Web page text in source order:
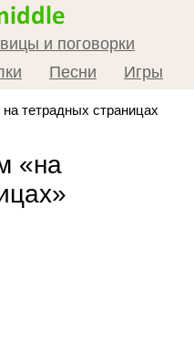
и поговорки
Песни Игры
на тетрадных страницах
«на